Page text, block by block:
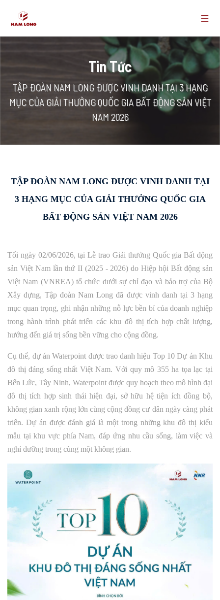
☰
Tin Tức
TẬP ĐOÀN NAM LONG ĐƯỢC VINH DANH TẠI 3 HẠNG
MỤC CỦA GIẢI THƯỞNG QUỐC GIA BẤT ĐỘNG SẢN VIỆT
NAM 2026
TẬP ĐOÀN NAM LONG ĐƯỢC VINH DANH TẠI
3 HẠNG MỤC CỦA GIẢI THƯỞNG QUỐC GIA
BẤT ĐỘNG SẢN VIỆT NAM 2026
Tối ngày 02/06/2026, tại Lễ trao Giải thưởng Quốc gia Bất động
sản Việt Nam lần thứ II (2025 - 2026) do Hiệp hội Bất động sản
Việt Nam (VNREA) tổ chức dưới sự chỉ đạo và bảo trợ của Bộ
Xây dựng, Tập đoàn Nam Long đã được vinh danh tại 3 hạng
mục quan trọng, ghi nhận những nỗ lực bền bỉ của doanh nghiệp
trong hành trình phát triển các khu đô thị tích hợp chất lượng,
hướng đến giá trị sống bền vững cho cộng đồng.
Cụ thể, dự án Waterpoint được trao danh hiệu Top 10 Dự án Khu
đô thị đáng sống nhất Việt Nam. Với quy mô 355 ha tọa lạc tại
Bến Lức, Tây Ninh, Waterpoint được quy hoạch theo mô hình đại
đô thị tích hợp sinh thái hiện đại, sở hữu hệ tiện ích đồng bộ,
không gian xanh rộng lớn cùng cộng đồng cư dân ngày càng phát
triển. Dự án được đánh giá là một trong những khu đô thị kiểu
mẫu tại khu vực phía Nam, đáp ứng nhu cầu sống, làm việc và
nghỉ dưỡng trong cùng một không gian.